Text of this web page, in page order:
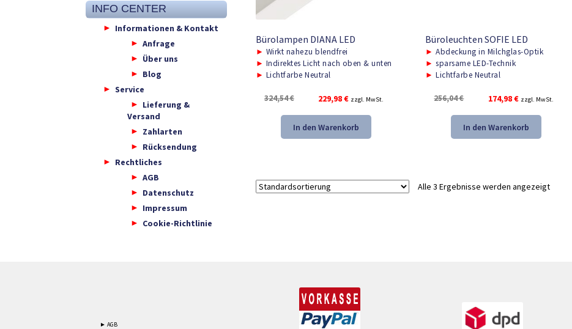
Bürolampen DIANA LED
► Wirkt nahezu blendfrei
► Indirektes Licht nach oben & unten
► Lichtfarbe Neutral
324,54€
Ursprünglicher
war:
324,54 €
229,98€Aktueller
ist:
229,98 €.
zzgl. MwSt.
In den Warenkorb
Büroleuchten SOFIE LED
► Abdeckung in Milchglas-Optik
► sparsame LED-Technik
► Lichtfarbe Neutral
256,04€
Ursprünglicher
war:
256,04 €
174,98€Aktueller
ist:
174,98 €.
zzgl. MwSt.
In den Warenkorb
Alle 3 Ergebnisse werden angezeigt
INFO CENTER
Informationen & Kontakt
Anfrage
Über uns
Blog
Service
Lieferung &
Versand
Zahlarten
Rücksendung
Rechtliches
AGB
Datenschutz
Impressum
Cookie-Richtlinie
► AGB